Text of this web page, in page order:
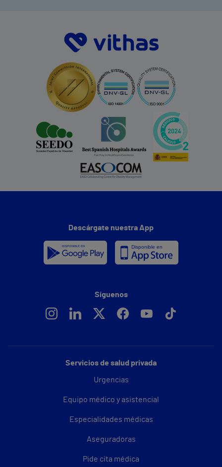
Servicios de salud privada
Urgencias
Equipo médico y asistencial
Especialidades médicas
Aseguradoras
Pide cita médica
Descárgate nuestra App
Síguenos